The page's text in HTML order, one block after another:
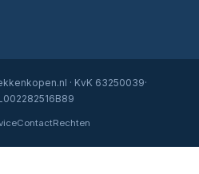
· KvK 63250039·
ContactRechten